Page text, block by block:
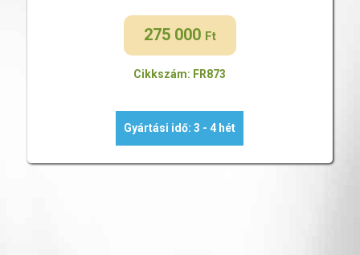
275 000 Ft
Cikkszám: FR873
Gyártási idő: 3 - 4 hét